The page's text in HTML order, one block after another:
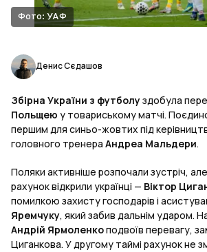
Фото: УАФ
Денис Сєдашов
Збірна України з футболуздобула
Польщею у товариському матчі.
першим для синьо-жовтих під
головного тренера Андреа Мальдери.
Поляки активніше розпочали зустріч,
рахунок відкрили українці — Віктор
помилкою захисту господарів і
Яремчуку, який забив дальнім ударом.
Андрій Ярмоленкоподвоїв перевагу,
Циганкова. У другому таймі рахунок не